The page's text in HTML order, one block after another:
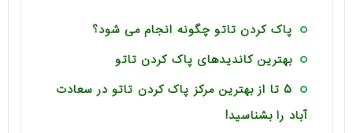
پاک کردن تاتو چگونه انجام می شود؟
بهترین کاندیدهای پاک کردن تاتو
5 تا از بهترین مرکز پاک کردن تاتو در سعادت
آباد را بشناسید!